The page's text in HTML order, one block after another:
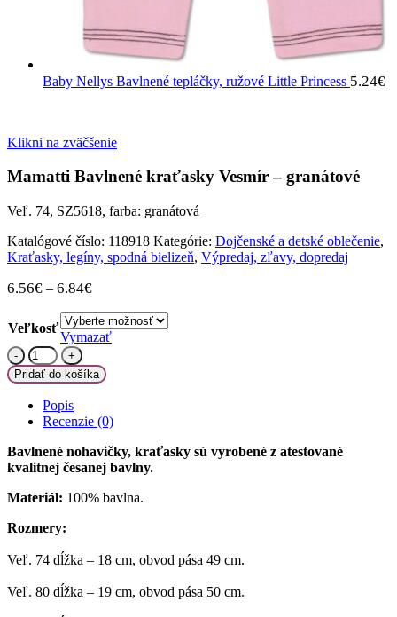
Baby Nellys Bavlnené tepláčky, ružové Little Princess 5.24€
Klikni na zväčšenie
Mamatti Bavlnené kraťasky Vesmír – granátové
Veľ. 74, SZ5618, farba: granátová
Katalógové číslo: 118918 Kategórie: Dojčenské a detské oblečenie,
Kraťasky, legíny, spodná bielizeň, Výpredaj, zľavy, dopredaj
6.56€ – 6.84€
Veľkosť
Vymazať
množstvo
Mamatti
Bavlnené
kraťasky
Vesmír
granátové
Pridať do košíka
Popis
Recenzie (0)
Bavlnené nohavičky, kraťasky sú vyrobené z atestované
kvalitnej česanej bavlny.
Materiál: 100% bavlna.
Rozmery:
Veľ. 74 dĺžka – 18 cm, obvod pása 49 cm.
Veľ. 80 dĺžka – 19 cm, obvod pása 50 cm.